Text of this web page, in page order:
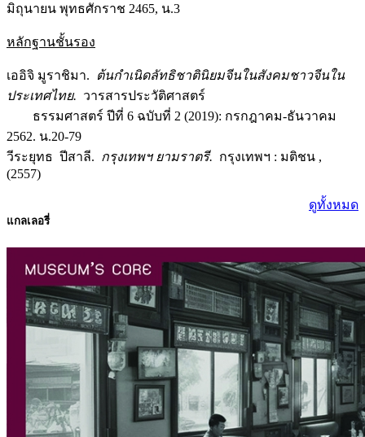
มิถุนายน พุทธศักราช 2465, น.3
หลักฐานชั้นรอง
เออิจิ มูราชิมา.
ต้นกำเนิดลัทธิชาตินิยมจีนในสังคมชาวจีนใน
ประเทศไทย. วารสารประวัติศาสตร์
ธรรมศาสตร์ ปีที่ 6 ฉบับที่ 2 (2019): กรกฎาคม-ธันวาคม
2562. น.20-79
วีระยุทธ ปีสาลี. กรุงเทพฯ ยามราตรี. กรุงเทพฯ : มติชน ,
(2557)
แกลเลอรี่
ดูทั้งหมด